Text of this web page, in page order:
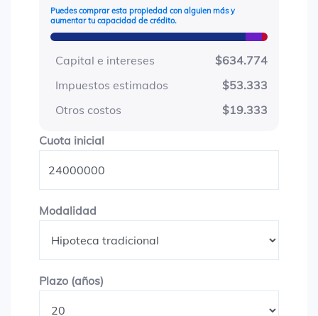
Puedes comprar esta propiedad con alguien más y
aumentar tu capacidad de crédito.
Capital e intereses
$634.774
Impuestos estimados
$53.333
Otros costos
$19.333
Cuota inicialCuota inicial
Modalidad
Plazo (años)